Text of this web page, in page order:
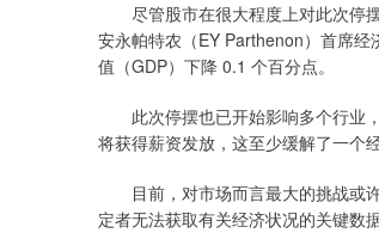
尽管股市在很大程度上对此次停摆
安永帕特农（EY Parthenon）首席
值（GDP）下降 0.1 个百分点。
此次停摆也已开始影响多个行业
将获得薪资发放，这至少缓解了一个
目前，对市场而言最大的挑战或
定者无法获取有关经济状况的关键数据